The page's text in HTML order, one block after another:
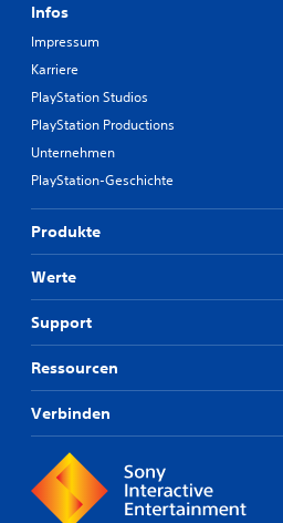
Infos
Impressum
Karriere
PlayStation Studios
PlayStation Productions
Unternehmen
PlayStation-Geschichte
Produkte
Werte
Support
Ressourcen
Verbinden